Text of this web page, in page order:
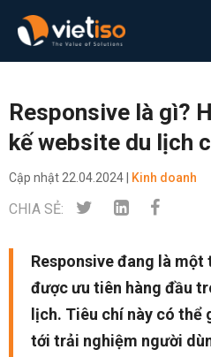
Responsive là gì?
kế website du lịch
Cập nhật 22.04.2024 | Kinh doanh
CHIA SẺ:
Responsive đang là
được ưu tiên hàng đầu
lịch. Tiêu chí này có
tới trải nghiệm người